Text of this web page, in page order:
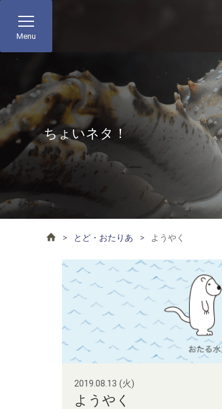
Menu
ちょいネタ！
とど・おたりあ ようやく
2019.08.13 (火)
ようやく